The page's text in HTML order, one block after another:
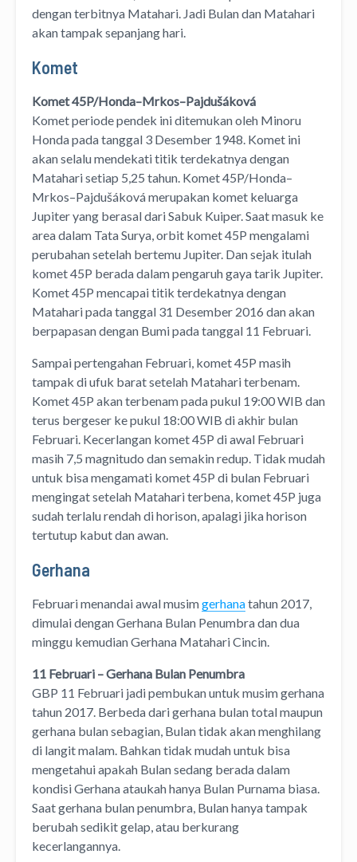
dengan terbitnya Matahari. Jadi Bulan dan Matahari
akan tampak sepanjang hari.
Komet
Komet 45P/Honda–Mrkos–Pajdušáková
Komet periode pendek ini ditemukan oleh Minoru
Honda pada tanggal 3 Desember 1948. Komet ini
akan selalu mendekati titik terdekatnya dengan
Matahari setiap 5,25 tahun. Komet 45P/Honda–
Mrkos–Pajdušáková merupakan komet keluarga
Jupiter yang berasal dari Sabuk Kuiper. Saat masuk ke
area dalam Tata Surya, orbit komet 45P mengalami
perubahan setelah bertemu Jupiter. Dan sejak itulah
komet 45P berada dalam pengaruh gaya tarik Jupiter.
Komet 45P mencapai titik terdekatnya dengan
Matahari pada tanggal 31 Desember 2016 dan akan
berpapasan dengan Bumi pada tanggal 11 Februari.
Sampai pertengahan Februari, komet 45P masih
tampak di ufuk barat setelah Matahari terbenam.
Komet 45P akan terbenam pada pukul 19:00 WIB dan
terus bergeser ke pukul 18:00 WIB di akhir bulan
Februari. Kecerlangan komet 45P di awal Februari
masih 7,5 magnitudo dan semakin redup. Tidak mudah
untuk bisa mengamati komet 45P di bulan Februari
mengingat setelah Matahari terbena, komet 45P juga
sudah terlalu rendah di horison, apalagi jika horison
tertutup kabut dan awan.
Gerhana
Februari menandai awal musimgerhanatahun 2017,
dimulai dengan Gerhana Bulan Penumbra dan dua
minggu kemudian Gerhana Matahari Cincin.
11 Februari – Gerhana Bulan Penumbra
GBP 11 Februari jadi pembukan untuk musim gerhana
tahun 2017. Berbeda dari gerhana bulan total maupun
gerhana bulan sebagian, Bulan tidak akan menghilang
di langit malam. Bahkan tidak mudah untuk bisa
mengetahui apakah Bulan sedang berada dalam
kondisi Gerhana ataukah hanya Bulan Purnama biasa.
Saat gerhana bulan penumbra, Bulan hanya tampak
berubah sedikit gelap, atau berkurang
kecerlangannya.